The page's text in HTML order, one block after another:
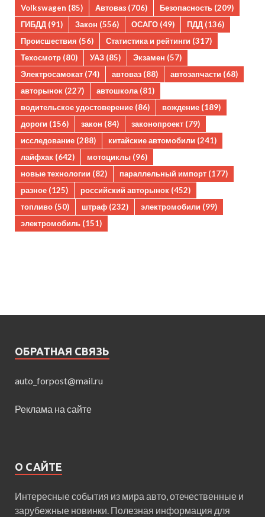
Volkswagen (85) Автоваз (706) Безопасность (209)
ГИБДД (91) Закон (556) ОСАГО (49) ПДД (136)
Происшествия (56) Статистика и рейтинги (317)
Техосмотр (80) УАЗ (85) Экзамен (57)
Электросамокат (74) автоваз (88) автозапчасти (68)
авторынок (227) автошкола(81)
водительское удостоверение (86) вождение (189)
дороги (156) закон (84) законопроект (79)
исследование (288) китайские автомобили (241)
лайфхак (642) мотоциклы (96)
новые технологии (82) параллельный импорт (177)
разное (125) российский авторынок (452)
топливо (50) штраф (232) электромобили (99)
электромобиль (151)
ОБРАТНАЯ СВЯЗЬ
auto_forpost@mail.ru
Реклама на сайте
О САЙТЕ
Интересные события из мира авто, отечественные и
зарубежные новинки. Полезная информация для